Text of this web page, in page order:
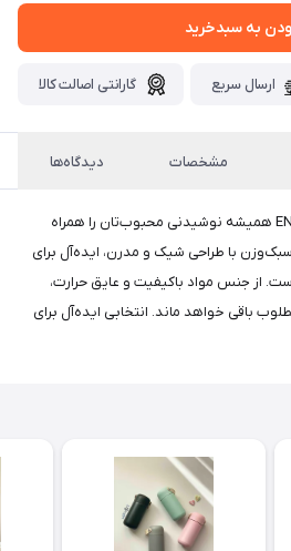
به سبدخرید
ارسال سریع گارانتی اصالت کالا
مشخصات دیدگاه‌ها
با مینی تراول ماگ 150 میل ENJOY همیشه نوشیدنی محبوب‌تان را همراه
با طراحی شیک و مدرن، ایده‌آل برای
از جنس مواد باکیفیت و عایق حرارت،
باقی خواهد ماند. انتخابی ایده‌آل برای